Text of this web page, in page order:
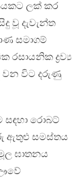
ලක් කර
වූ දැවැන්ත
සමාගම්
රසායනික ද්‍රව්‍ය
වන විට දරුණු
සඳහා රොබට්
ඇතුළු සමස්තය
ඝාතනය